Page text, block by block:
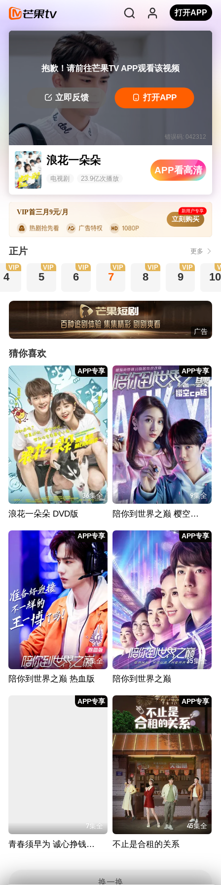
打开APP
抱歉！请前往芒果TV APP观看该视频
立即反馈 打开APP
错误码: 042312
浪花一朵朵
电视剧 23.9亿次播放
APP看高清
VIP首三月9元/月 新用户专享
立刻购买
正片 更多
4
VIP
5
VIP
6
VIP
7
VIP
8
VIP
9
VIP
10
广告
猜你喜欢
APP专享
36集全
浪花一朵朵 DVD版
APP专享
9集全
陪你到世界之巅 樱空CP版
APP专享
2集全
陪你到世界之巅 热血版
APP专享
35集全
陪你到世界之巅
APP专享
7集全
青春须早为 诚心挣钱CP版
APP专享
45集全
不止是合租的关系
换一换